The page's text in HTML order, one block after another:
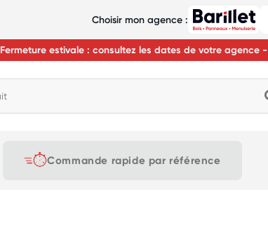
Choisir mon agence :
Fermeture estivale : consultez les dates de votre agence -
Commande rapide par référence